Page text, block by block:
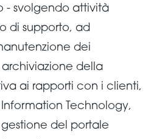
- svolgendo attività
di supporto, ad
dei
della
ai rapporti con i clienti,
Technology,
del portale